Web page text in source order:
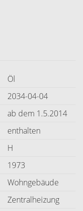
Öl
2034-04-04
ab dem 1.5.2014
enthalten
H
1973
Wohngebäude
Zentralheizung